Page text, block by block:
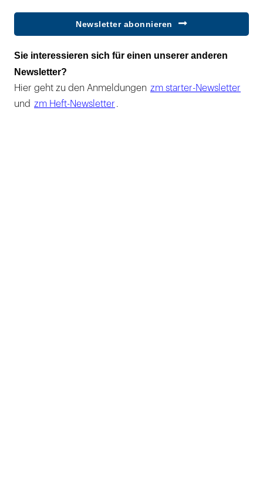
Newsletter abonnieren
Sie interessieren sich für einen unserer anderen
Newsletter?
Hier geht zu den Anmeldungen zm starter-Newsletter
und zm Heft-Newsletter .